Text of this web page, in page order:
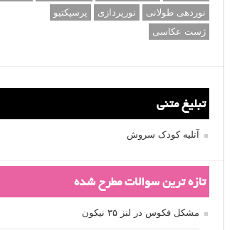
نوردهی طولانی
نورپردازی
پرسپکتیو
ژست عکاسی
تبلیغ متنی
آتلیه کودک سروش
تازه ترین سوالات مطرح شده
مشکل فکوس در لنز ۳۵ نیکون